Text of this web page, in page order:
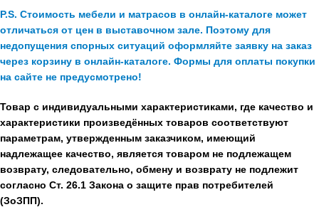
P.S. Стоимость мебели и матрасов в онлайн-каталоге может
отличаться от цен в выставочном зале. Поэтому для
недопущения спорных ситуаций оформляйте заявку на заказ
через корзину в онлайн-каталоге. Формы для оплаты покупки
на сайте не предусмотрено!
Товар с индивидуальными характеристиками, где качество и
характеристики произведённых товаров соответствуют
параметрам, утвержденным заказчиком, имеющий
надлежащее качество, является товаром не подлежащем
возврату, следовательно, обмену и возврату не подлежит
согласно Ст. 26.1 Закона о защите прав потребителей
(ЗоЗПП).